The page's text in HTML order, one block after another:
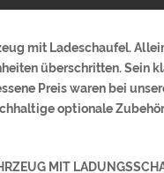
mit Ladeschaufel.
überschritten. Sein
Preis waren bei
optionale
MIT